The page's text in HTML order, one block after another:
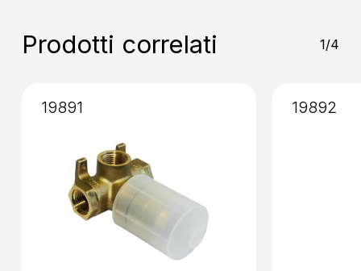
90°
Prodotti correlati 1/4
19891 19892